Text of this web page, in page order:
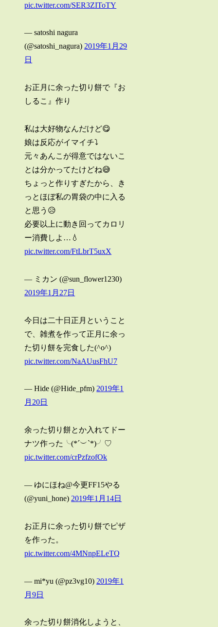
pic.twitter.com/SER3ZIToTY
— satoshi nagura
(@satoshi_nagura)2019年1月29
日
お正月に余った切り餅で『お
しるこ』作り
私は大好物なんだけど😋
娘は反応がイマイチ⤵
元々あんこが得意ではないこ
とは分かってたけどね😅
ちょっと作りすぎたから、き
っとほぼ私の胃袋の中に入る
と思う😥
必要以上に動き回ってカロリ
ー消費しよ…💧
pic.twitter.com/FtLbrT5uxX
— ミカン (@sun_flower1230)
2019年1月27日
今日は二十日正月ということ
で、雑煮を作って正月に余っ
た切り餅を完食した(^o^)
pic.twitter.com/NaAUusFhU7
— Hide (@Hide_pfm)2019年1
月20日
余った切り餅とか入れてドー
ナツ作った╰(*´︶`*)╯♡
pic.twitter.com/crPzfzofOk
— ゆにほね@今更FF15やる
(@yuni_hone) 2019年1月14日
お正月に余った切り餅でピザ
を作った。
pic.twitter.com/4MNnpELeTQ
— mi*yu (@pz3vg10) 2019年1
月9日
余った切り餅消化しようと、